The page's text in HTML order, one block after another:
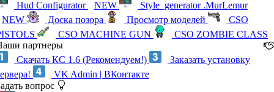
Hud Configurator
NEW
Style_generator .MurLemur
NEW
Доска позора Просмотр моделей
CSO
CSO MACHINE GUN
CSO ZOMBIE CLASS
партнеры
Скачать КС 1.6 (Рекомендуем!)
Заказать установку
VK Admin | ВКонтакте
вопрос